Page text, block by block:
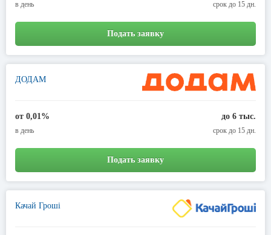
в день срок до 15 дн.
Подать заявку
ДОДАМ
от 0,01%
в день
до 6 тыс.
срок до 15 дн.
Подать заявку
Качай Гроші